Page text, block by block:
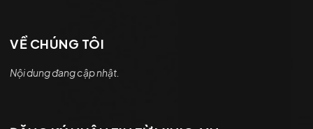
VỀ CHÚNG TÔI
Nội dung đang cập nhật.